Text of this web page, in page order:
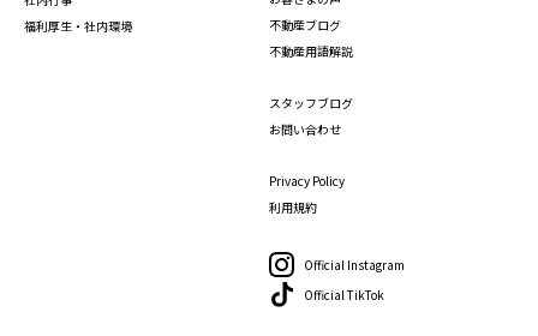
福利厚生・社内環境
不動産ブログ
不動産用語解説
スタッフブログ
お問い合わせ
Privacy Policy
利用規約
Official Instagram
Official TikTok